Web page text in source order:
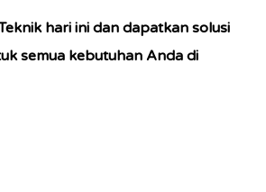
hari ini dan dapatkan solusi
semua kebutuhan Anda di